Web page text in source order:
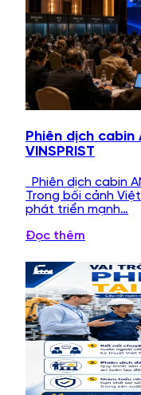
Phiên dịch cabin
VINSPRIST
Phiên dịch cabin
Trong bối cảnh
phát triển mạnh…
Đọc thêm